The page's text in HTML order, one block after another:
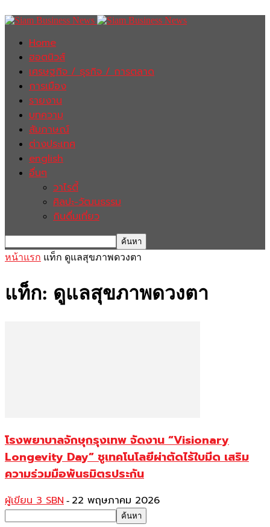
Home
ฮอตนิวส์
เศรษฐกิจ / ธุรกิจ / การตลาด
การเมือง
รายงาน
บทความ
สัมภาษณ์
ต่างประเทศ
english
อื่นๆ
วาไรตี้
ศิลปะ-วัฒนธรรม
กินดื่มเที่ยว
หน้าแรก แท็ก ดูแลสุขภาพดวงตา
แท็ก: ดูแลสุขภาพดวงตา
โรงพยาบาลจักษุกรุงเทพ จัดงาน “Visionary
Longevity Day” ชูเทคโนโลยีผ่าตัดไร้ใบมีด เสริม
ความร่วมมือพันธมิตรประกัน
ผู้เขียน 3 SBN - 22 พฤษภาคม 2026